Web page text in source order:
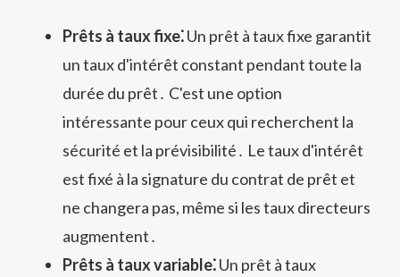
Prêts à taux fixe⁚Un prêt à taux fixe garantit
un taux d'intérêt constant pendant toute la
durée du prêt․ C'est une option
intéressante pour ceux qui recherchent la
sécurité et la prévisibilité․ Le taux d'intérêt
est fixé à la signature du contrat de prêt et
ne changera pas, même si les taux directeurs
augmentent․
Prêts à taux variable⁚Un prêt à taux